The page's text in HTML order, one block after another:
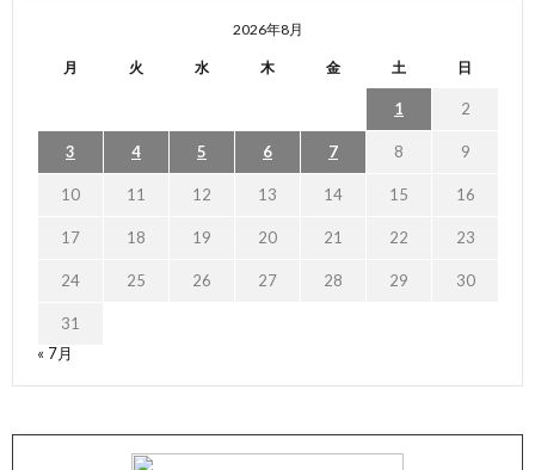
2026年8月
月 火 水 木 金 土 日
1 2
3 4 5 6 7 8 9
10 11 12 13 14 15 16
17 18 19 20 21 22 23
24 25 26 27 28 29 30
31
« 7月